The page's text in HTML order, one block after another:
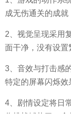
成无伤通关的成就
2、视觉呈现采用
面干净，没有设置
3、音效与打击感
特定的屏幕闪烁效
4、剧情设定将日